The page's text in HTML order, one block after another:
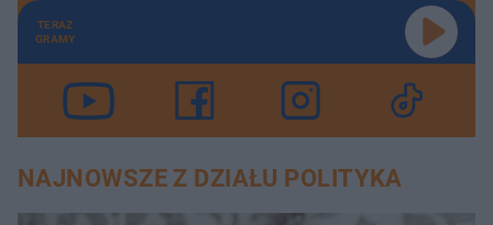
TERAZ
GRAMY
NAJNOWSZE Z DZIAŁU POLITYKA